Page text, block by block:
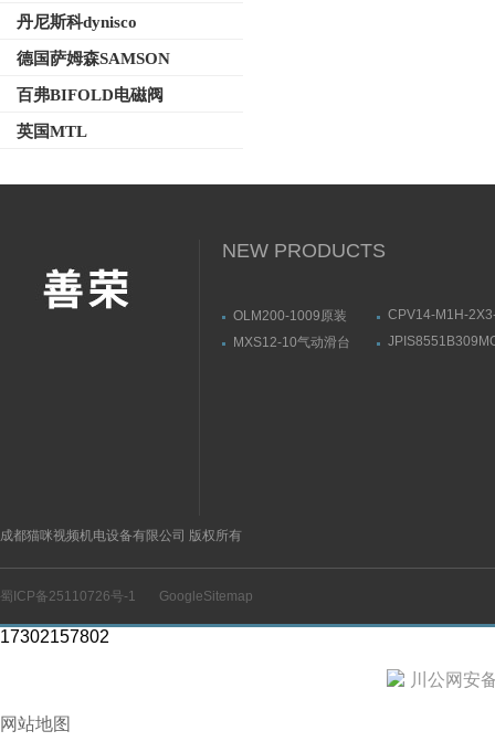
丹尼斯科dynisco
德国萨姆森SAMSON
百弗BIFOLD电磁阀
英国MTL
NEW PRODUCTS
OLM200-1009原装
SICK线性测量传感器结
CPV14-M1H-
磁阀161362
MXS12-10气动滑台
成都猫咪视频机电设备有限公司 版权所有
蜀ICP备25110726号-1 GoogleSitemap
17302157802
川公网安
网站地图